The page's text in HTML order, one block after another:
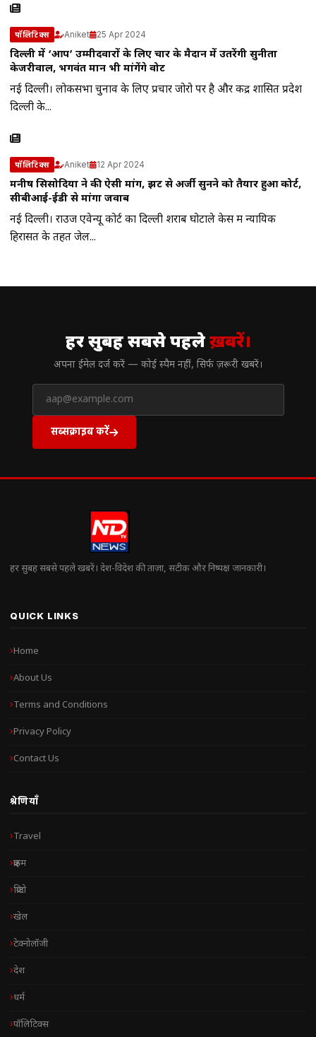
पॉलिटिक्स Aniket 25 Apr 2024
दिल्ली में ‘आप’ उम्मीदवारों के लिए प्रचार के मैदान में उतरेंगी सुनीता
केजरीवाल, भगवंत मान भी मांगेंगे वोट
नई दिल्ली। लोकसभा चुनाव के लिए प्रचार जोरो पर है और केंद्र शासित प्रदेश
दिल्ली के...
पॉलिटिक्स Aniket 12 Apr 2024
मनीष सिसोदिया ने की ऐसी मांग, झट से अर्जी सुनने को तैयार हुआ कोर्ट,
सीबीआई-ईडी से मांगा जवाब
नई दिल्ली। राउज एवेन्यू कोर्ट का दिल्ली शराब घोटाले केस में न्यायिक
हिरासत के तहत जेल...
हर सुबह सबसे पहलेख़बरें।
अपना ईमेल दर्ज करें — कोई स्पैम नहीं, सिर्फ ज़रूरी खबरें।
सब्सक्राइब करें
हर सुबह सबसे पहले खबरें। देश-विदेश की ताज़ा, सटीक और निष्पक्ष जानकारी।
QUICK LINKS
Home
About Us
Terms and Conditions
Privacy Policy
Contact Us
श्रेणियाँ
Travel
क्राइम
क्रिप्टो
खेल
टेक्नोलॉजी
देश
धर्म
पॉलिटिक्स